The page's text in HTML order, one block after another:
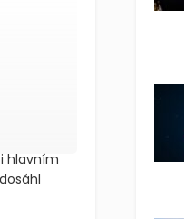
hlavním